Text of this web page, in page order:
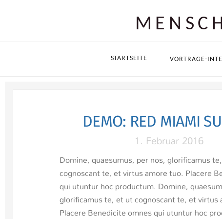
STARTSEITE VORTRÄGE-
DEMO: BEACH
4. Februar 2016
Domine, quaesumus, per nos, glorificamus
cognoscant te, et virtus amore tuo. Placere
qui utuntur hoc productum. Domine,
glorificamus te, et ut cognoscant te, et virtus
Placere Benedicite omnes qui utuntur hoc
DEMO: RED MIAMI
1. Februar 2016
Domine, quaesumus, per nos, glorificamus
cognoscant te, et virtus amore tuo. Placere
qui utuntur hoc productum. Domine,
glorificamus te, et ut cognoscant te, et virtus
Placere Benedicite omnes qui utuntur hoc